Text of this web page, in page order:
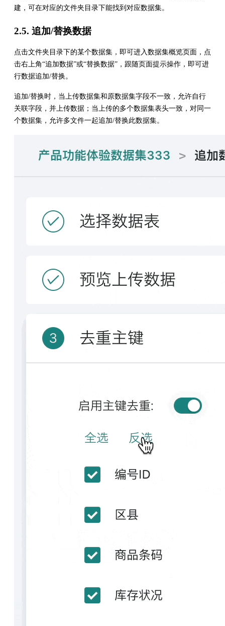
建，可在对应的文件夹目录下能找到对应数据集。
2.5. 追加/替换数据
点击文件夹目录下的某个数据集，即可进入数据集概览页面，点
击右上角“追加数据”或“替换数据”，跟随页面提示操作，即可进
行数据追加/替换。
追加/替换时，当上传数据集和原数据集字段不一致，允许自行
关联字段，并上传数据；当上传的多个数据集表头一致，对同一
个数据集，允许多文件一起追加/替换此数据集。